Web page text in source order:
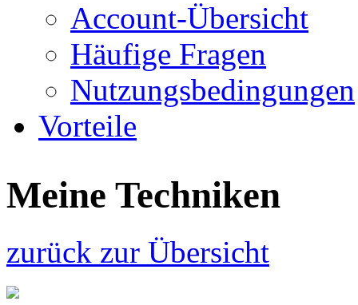
Account-Übersicht
Häufige Fragen
Nutzungsbedingungen
Vorteile
Meine Techniken
zurück zur Übersicht